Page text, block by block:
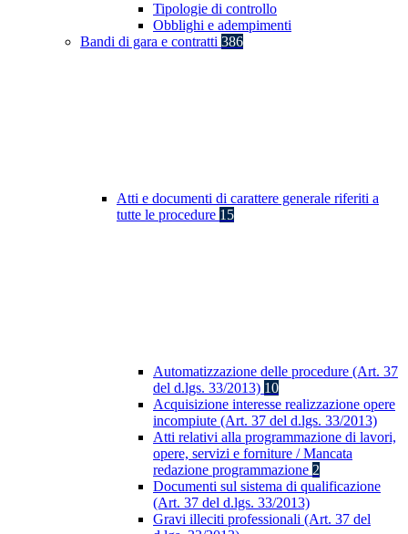
Tipologie di controllo
Obblighi e adempimenti
Bandi di gara e contratti 386
Atti e documenti di carattere generale riferiti a
tutte le procedure 15
Automatizzazione delle procedure (Art. 37
del d.lgs. 33/2013) 10
Acquisizione interesse realizzazione opere
incompiute (Art. 37 del d.lgs. 33/2013)
Atti relativi alla programmazione di lavori,
opere, servizi e forniture / Mancata
redazione programmazione 2
Documenti sul sistema di qualificazione
(Art. 37 del d.lgs. 33/2013)
Gravi illeciti professionali (Art. 37 del